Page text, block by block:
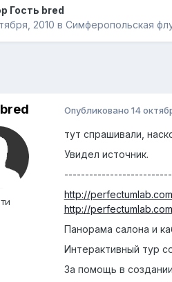
Гость bred
2010 в Симферопольская
Опубликовано 14
тут спрашивали,
Увидел источник.
--------------------------
http://
http://
Панорама салона и
Интерактивный тур
За помощь в